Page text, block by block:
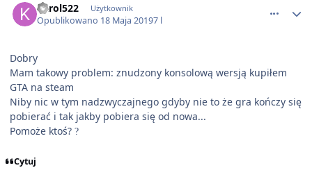
Karol522 Użytkownik
Opublikowano 18 Maja 20197 l
Dobry
Mam takowy problem: znudzony konsolową wersją kupiłem
GTA na steam
Niby nic w tym nadzwyczajnego gdyby nie to że gra kończy się
pobierać i tak jakby pobiera się od nowa...
Pomoże ktoś? ?
Cytuj